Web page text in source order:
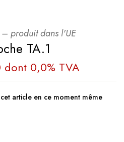
produit dans l'UE
TA.1
dont 0,0% TVA
article en ce moment même